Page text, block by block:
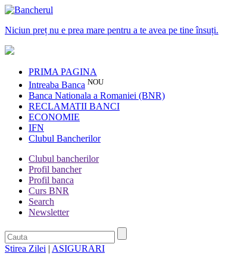
Niciun preț nu e prea mare pentru a te avea pe tine însuți.
PRIMA PAGINA
Intreaba Banca NOU
Banca Nationala a Romaniei (BNR)
RECLAMATII BANCI
ECONOMIE
IFN
Clubul Bancherilor
Clubul bancherilor
Profil bancher
Profil banca
Curs BNR
Search
Newsletter
Stirea Zilei | ASIGURARI